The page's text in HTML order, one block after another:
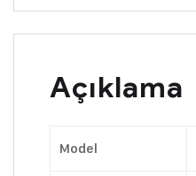
Açıklama
Model